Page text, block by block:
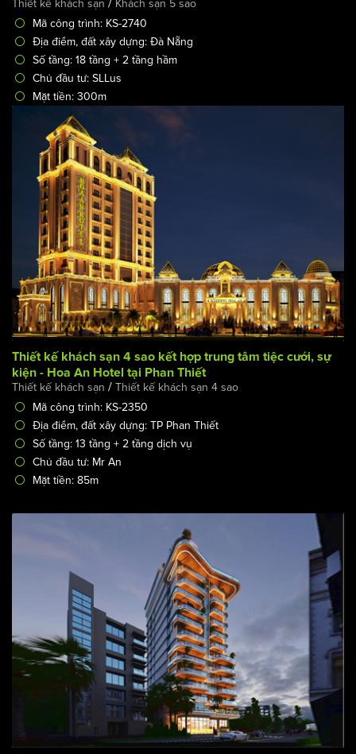
Thiết kế tổ hợp khách sạn nghỉ dưỡng cao cấp 5 sao ven
biển - Marine Elegance Hotel
Thiết kế khách sạn
Khách sạn 5 sao
Mã công trình: KS-2740
Địa điểm, đất xây dựng: Đà Nẵng
Số tầng: 18 tầng + 2 tầng hầm
Chủ đầu tư: SLLus
Mặt tiền: 300m
kiện - Hoa An Hotel tại Phan Thiết
Thiết kế khách sạn 4 sao
Địa điểm, đất xây dựng: TP Phan Thiết
Số tầng: 13 tầng + 2 tầng dịch vụ
Chủ đầu tư: Mr An
Mặt tiền: 85m